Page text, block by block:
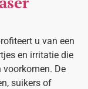
u van een
en irritatie die
voorkomen. De
suikers of